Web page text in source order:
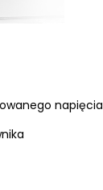
napięcia